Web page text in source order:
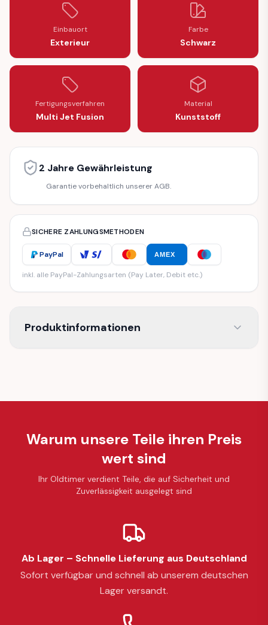
Einbauort
Exterieur
Farbe
Schwarz
Fertigungsverfahren
Multi Jet Fusion
Material
Kunststoff
2 Jahre Gewährleistung
Garantie vorbehaltlich unserer AGB.
SICHERE ZAHLUNGSMETHODEN
PayPal AMEX
inkl. alle PayPal-Zahlungsarten (Pay Later, Debit etc.)
Produktinformationen
Warum unsere Teile ihren Preis
wert sind
Ihr Oldtimer verdient Teile, die auf Sicherheit und
Zuverlässigkeit ausgelegt sind
Ab Lager – Schnelle Lieferung aus Deutschland
Sofort verfügbar und schnell ab unserem deutschen
Lager versandt.